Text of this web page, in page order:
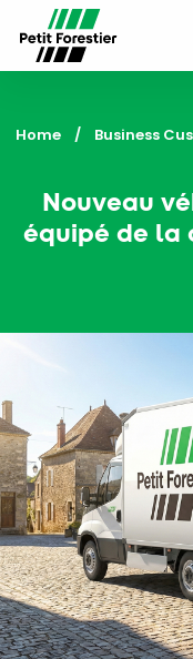
Home Business
Nouveau
équipé de la